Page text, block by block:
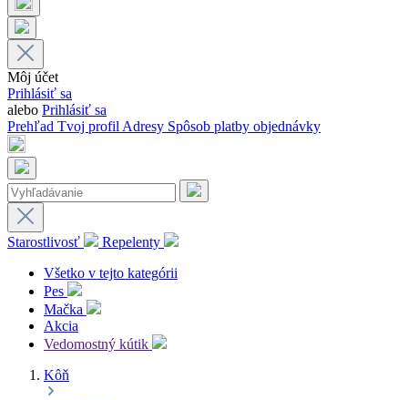
Môj účet
Prihlásiť sa
alebo Prihlásiť sa
Prehľad Tvoj profilAdresy Spôsob platby objednávky
Starostlivosť
Repelenty
Všetko v tejto kategórii
Pes
Mačka
Akcia
Vedomostný kútik
Kôň